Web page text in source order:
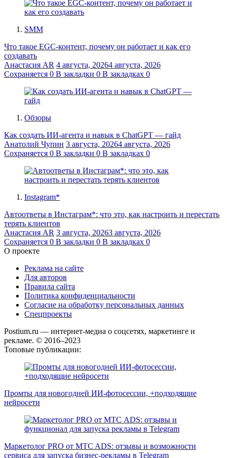
SMM
Что такое EGC-контент, почему он работает и как его
создавать
Анастасия AR 4 августа, 20264 августа, 2026
Сохраняется 0 В закладки 0 В закладках 0
Обзоры
Как создать ИИ-агента и навык в ChatGPT — гайд
Анатолий Чупин 3 августа, 20264 августа, 2026
Сохраняется 0 В закладки 0 В закладках 0
Instagram*
Автоответы в Инстаграм*: что это, как настроить и перестать
терять клиентов
Анастасия AR 3 августа, 20263 августа, 2026
Сохраняется 0 В закладки 0 В закладках 0
О проекте
Реклама на сайте
Для авторов
Правила сайта
Политика конфиденциальности
Согласие на обработку персональных данных
Спецпроекты
Postium.ru — интернет-медиа о соцсетях, маркетинге и
рекламе. © 2016–2023
Топовые публикации:
Промты для новогодней ИИ-фотосессии, +подходящие
нейросети
Маркетолог PRO от MTC ADS: отзывы и возможности
сервиса для запуска бизнес-рекламы в Telegram